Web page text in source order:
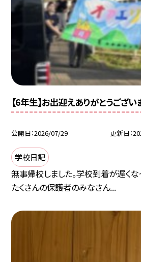
【6年生】お出迎えありがとうござい
公開日 2026/07/29 更新日
学校日記
無事帰校しました。学校到着が遅くな
たくさんの保護者のみなさん...